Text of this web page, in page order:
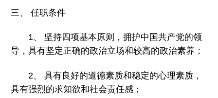
三、 任职条件
1、 坚持四项基本原则，拥护中国共产党的领
导，具有坚定正确的政治立场和较高的政治素养；
2、 具有良好的道德素质和稳定的心理素质，
具有强烈的求知欲和社会责任感；